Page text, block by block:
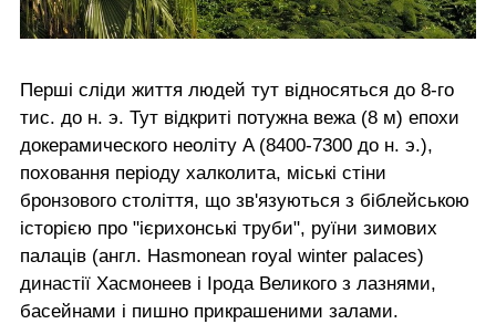
Перші сліди життя людей тут відносяться до 8-го
тис. до н. э. Тут відкриті потужна вежа (8 м) епохи
докерамического неоліту A (8400-7300 до н. э.),
поховання періоду халколита, міські стіни
бронзового століття, що зв'язуються з біблейською
історією про "ієрихонські труби", руїни зимових
палаців (англ. Hasmonean royal winter palaces)
династії Хасмонеев і Ірода Великого з лазнями,
басейнами і пишно прикрашеними залами.